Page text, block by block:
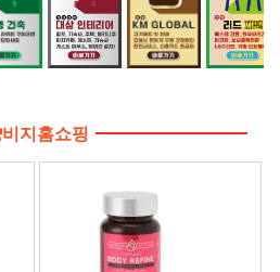
비지홈쇼핑